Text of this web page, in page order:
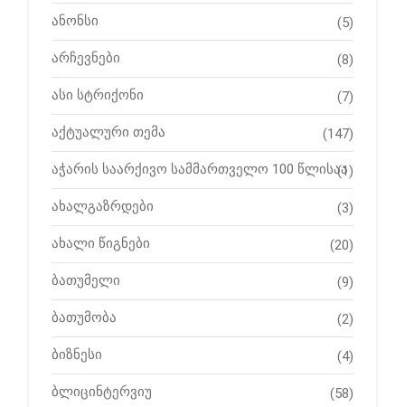
ანონსი (5)
არჩევნები (8)
ასი სტრიქონი (7)
აქტუალური თემა (147)
აჭარის საარქივო სამმართველო 100 წლისაა
(1)
ახალგაზრდები (3)
ახალი წიგნები (20)
ბათუმელი (9)
ბათუმობა (2)
ბიზნესი (4)
ბლიცინტერვიუ (58)